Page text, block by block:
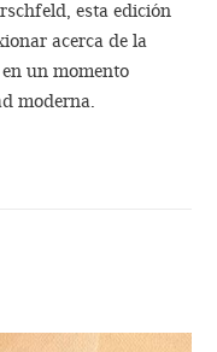
esta edición
acerca de la
un momento
moderna.